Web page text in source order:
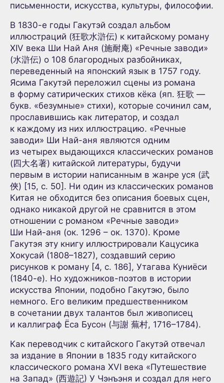
письменности, искусства, культуры, философии.
В 1830-е годы Гакутэй создал альбом
иллюстраций (狂歌水滸伝) к китайскому роману
XIV века Ши Най Аня (施耐庵) «Речные заводи»
(水滸伝) о 108 благородных разбойниках,
переведенный на японский язык в 1757 году.
Ясима Гакутэй переложил сцены из романа
в форму сатирических стихов кёка (яп. 狂歌 —
букв. «безумные» стихи), которые сочинил сам,
прославившись как литератор, и создал
к каждому из них иллюстрацию. «Речные
заводи» Ши Най-аня являются одним
из четырех выдающихся классических романов
(四大名著) китайской литературы, будучи
первым в истории написанным в жанре уся (武
俠) [15, с. 50]. Ни один из классических романов
Китая не обходится без описания боевых сцен,
однако никакой другой не сравнится в этом
отношении с романом «Речные заводи»
Ши Най-аня (ок. 1296 – ок. 1370). Кроме
Гакутэя эту книгу иллюстрировали Кацусика
Хокусай (1808–1827), создавший серию
рисунков к роману [4, с. 186], Утагава Куниёси
(1840-е). Но художников-поэтов в истории
искусства Японии, подобно Гакутэю, было
немного. Его великим предшественником
в сочетании двух талантов был живописец
и каллиграф Ёса Бусон (与謝 蕪村, 1716–1784).
Как переводчик с китайского Гакутэй отвечал
за издание в Японии в 1835 году китайского
классического романа XVI века «Путешествие
на Запад» (西遊記) У Чэнъэня и создал для него